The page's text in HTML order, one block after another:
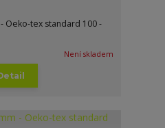
Oeko-tex standard 100 -
Není skladem